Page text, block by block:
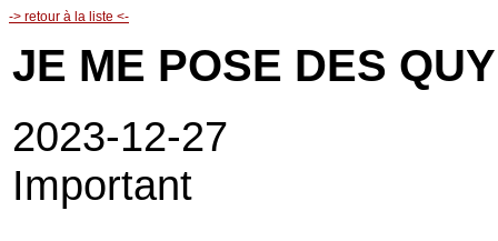
-> retour à la liste <-
JE ME POSE DES
2023-12-27
Important